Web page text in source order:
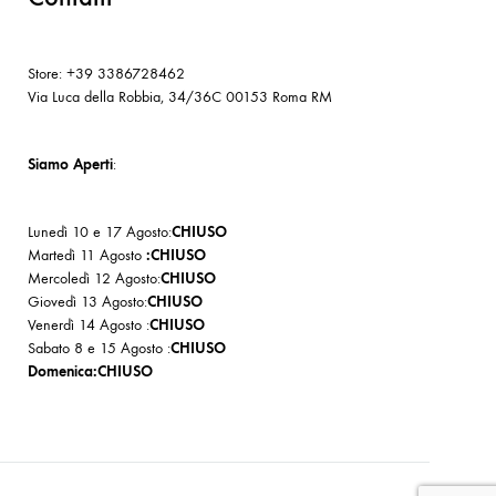
Store: +39 3386728462
Via Luca della Robbia, 34/36C 00153 Roma RM
Siamo Aperti:
Lunedì 10 e 17 Agosto:CHIUSO
Martedì 11 Agosto :CHIUSO
Mercoledì 12 Agosto:CHIUSO
Giovedì 13 Agosto:CHIUSO
Venerdì 14 Agosto :CHIUSO
Sabato 8 e 15 Agosto :CHIUSO
Domenica:CHIUSO